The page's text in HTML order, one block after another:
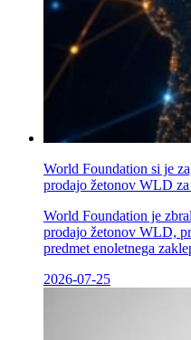
World Foundation si je
prodajo žetonov WLD
World Foundation je
prodajo žetonov WLD,
predmet enoletnega
2026-07-25